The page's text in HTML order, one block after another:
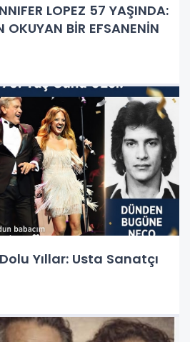
LOPEZ 57 YAŞINDA:
BİR EFSANENİN
Yıllar: Usta Sanatçı